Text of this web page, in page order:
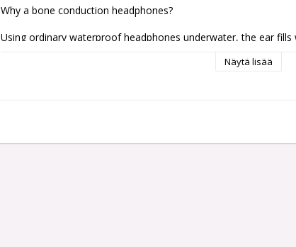
Why a bone conduction headphones?
Using ordinary waterproof headphones underwater, the ear
vibrations applied to the bones, without straining the eardrums.
Warning : When diving use only dedicated earplugs that allow
Näytä lisää